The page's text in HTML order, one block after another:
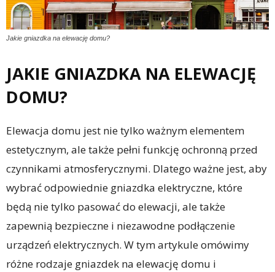
Jakie gniazdka na elewację domu?
JAKIE GNIAZDKA NA ELEWACJĘ
DOMU?
Elewacja domu jest nie tylko ważnym elementem
estetycznym, ale także pełni funkcję ochronną przed
czynnikami atmosferycznymi. Dlatego ważne jest, aby
wybrać odpowiednie gniazdka elektryczne, które
będą nie tylko pasować do elewacji, ale także
zapewnią bezpieczne i niezawodne podłączenie
urządzeń elektrycznych. W tym artykule omówimy
różne rodzaje gniazdek na elewację domu i